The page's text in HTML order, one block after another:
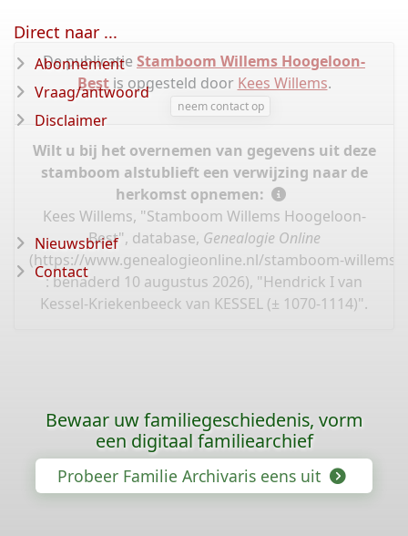
De publicatie Stamboom Willems Hoogeloon-
Bestis opgesteld door Kees Willems.
neem contact op
Wilt u bij het overnemen van gegevens uit deze
stamboom alstublieft een verwijzing naar de
herkomst opnemen:
Kees Willems, "Stamboom Willems Hoogeloon-
Best", database, Genealogie Online
(https://www.genealogieonline.nl/stamboom-willems-
: benaderd 10 augustus 2026), "Hendrick I van
Kessel-Kriekenbeeck van KESSEL (± 1070-1114)".
Direct naar ...
Abonnement
Vraag/antwoord
Disclaimer
Nieuwsbrief
Contact
Bewaar uw familiegeschiedenis, vorm
een digitaal familiearchief
Probeer Familie Archivaris eens uit